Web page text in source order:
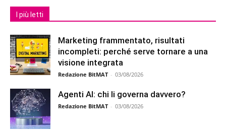
I più letti
Marketing frammentato, risultati
incompleti: perché serve tornare a una
visione integrata
Redazione BitMAT - 03/08/2026
Agenti AI: chi li governa davvero?
Redazione BitMAT - 03/08/2026